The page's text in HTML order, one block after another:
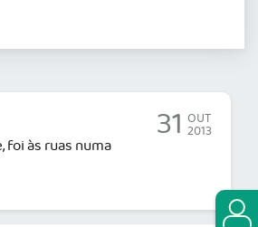
foi às ruas numa
31 OUT
2013